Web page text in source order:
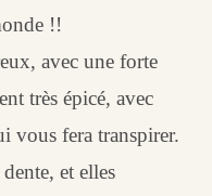
!!
avec une forte
très épicé, avec
vous fera transpirer.
et elles